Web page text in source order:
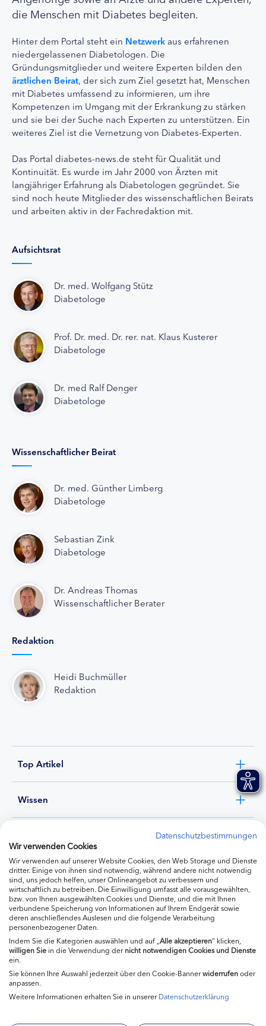
die Menschen mit Diabetes begleiten.
Hinter dem Portal steht ein Netzwerk aus erfahrenen
niedergelassenen Diabetologen. Die
Gründungsmitglieder und weitere Experten bilden den
ärztlichen Beirat, der sich zum Ziel gesetzt hat, Menschen
mit Diabetes umfassend zu informieren, um ihre
Kompetenzen im Umgang mit der Erkrankung zu stärken
und sie bei der Suche nach Experten zu unterstützen. Ein
weiteres Ziel ist die Vernetzung von Diabetes-Experten.
Das Portal diabetes-news.de steht für Qualität und
Kontinuität. Es wurde im Jahr 2000 von Ärzten mit
langjähriger Erfahrung als Diabetologen gegründet. Sie
sind noch heute Mitglieder des wissenschaftlichen Beirats
und arbeiten aktiv in der Fachredaktion mit.
Aufsichtsrat
Dr. med. Wolfgang Stütz
Diabetologe
Prof. Dr. med. Dr. rer. nat. Klaus Kusterer
Diabetologe
Dr. med Ralf Denger
Diabetologe
Wissenschaftlicher Beirat
Dr. med. Günther Limberg
Diabetologe
Sebastian Zink
Diabetologe
Dr. Andreas Thomas
Wissenschaftlicher Berater
Redaktion
Heidi Buchmüller
Redaktion
Top Artikel
Wissen
Ernährung
Produkte
Impressum
Datenschutzbestimmungen
Wir verwenden Cookies
Wir verwenden auf unserer Website Cookies, den Web Storage und Dienste
dritter. Einige von ihnen sind notwendig, während andere nicht notwendig
sind, uns jedoch helfen, unser Onlineangebot zu verbessern und
wirtschaftlich zu betreiben. Die Einwilligung umfasst alle vorausgewählten,
bzw. von Ihnen ausgewählten Cookies und Dienste, und die mit Ihnen
verbundene Speicherung von Informationen auf Ihrem Endgerät sowie
deren anschließendes Auslesen und die folgende Verarbeitung
personenbezogener Daten.
Indem Sie die Kategorien auswählen und auf „ Alle akzeptieren“ klicken,
willigenSie in die Verwendung dernicht notwendigen Cookies und Dienste
ein.
Sie können Ihre Auswahl jederzeit über den Cookie-Bannerwiderrufenoder
anpassen.
Weitere Informationen erhalten Sie in unsererDatenschutzerklärung